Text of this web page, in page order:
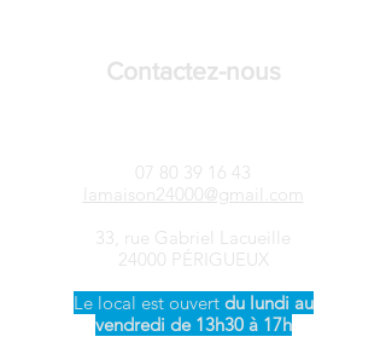
Contactez-nous
07 80 39 16 43
lamaison24000@gmail.com
33, rue Gabriel Lacueille
24000 PÉRIGUEUX
Le local est ouvert ​ du lundi au
vendredi de 13h30 à 17h